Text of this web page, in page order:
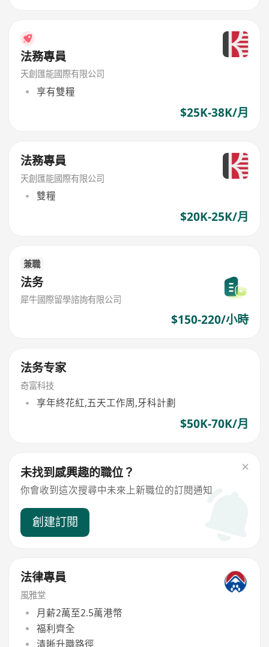
法務專員
天創匯能國際有限公司
享有雙糧
$25K-38K/月
法務專員
天創匯能國際有限公司
雙糧
$20K-25K/月
兼職
法务
犀牛國際留學諮詢有限公司
$150-220/小時
法务专家
奇富科技
享年終花紅,五天工作周,牙科計劃
$50K-70K/月
未找到感興趣的職位？
你會收到這次搜尋中未來上新職位的訂閱通知
創建訂閱
法律專員
風雅堂
月薪2萬至2.5萬港幣
福利齊全
清晰升職路徑